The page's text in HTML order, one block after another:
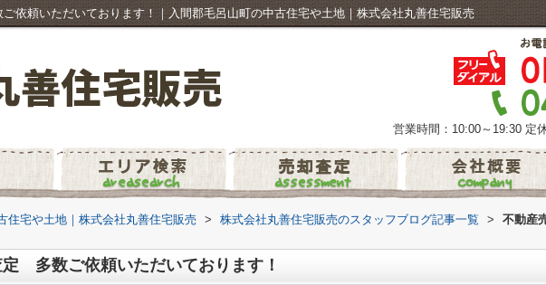
依頼いただいております！｜入間郡毛呂山町の中古住宅や土地｜株式会社丸善住宅販売
営業時間：10:00～19:30 定
住宅や土地｜株式会社丸善住宅販売 > 株式会社丸善住宅販売のスタッフブログ記事一覧 >
不動産
多数ご依頼いただいております！